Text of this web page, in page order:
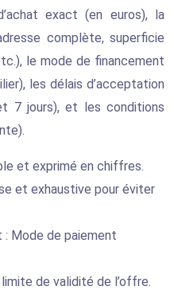
exact (en euros), la
complète, superficie
le mode de financement
les délais d’acceptation
7 jours), et les conditions
et exprimé en chiffres.
et exhaustive pour éviter
: Mode de paiement
de validité de l’offre.